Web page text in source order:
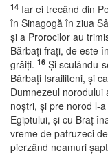
14 Iar ei trecând din
în Sinagogă în ziua
şi a Prorocilor au
Bărbaţi fraţi, de este
grăiţi. 16 Şi sculându-
Bărbaţi Israiliteni, şi
Dumnezeul norodului
noştri, şi pre norod l-
Egiptului, şi cu Braţ
vreme de patruzeci
pierzând neamuri